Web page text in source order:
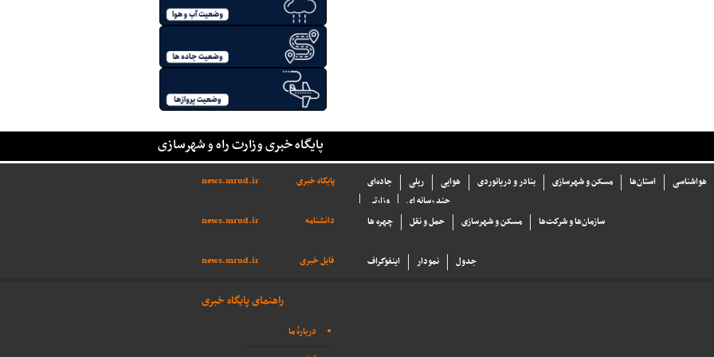
پایگاه خبری وزارت راه و شهرسازی
پایگاه خبری news.mrud.ir جاده‌ای ریلی هوایی بنادر و دریانوردی مسکن و شهرسازی استان‌ها
هواشناسی
وزارتی
چند رسانه ای
دانشنامه
news.mrud.ir چهره ها حمل و نقل مسکن و شهرسازی سازما‌ن‌ها و شركت‌ها
فایل خبری news.mrud.ir اینفوگراف نمودار جدول
راهنمای پایگاه خبری
دربارهٔ ما